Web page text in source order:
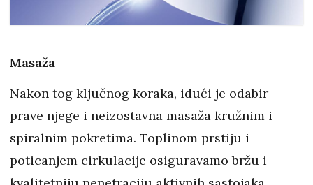
Masaža
Nakon tog ključnog koraka, idući je odabir
prave njege i neizostavna masaža kružnim i
spiralnim pokretima. Toplinom prstiju i
poticanjem cirkulacije osiguravamo bržu i